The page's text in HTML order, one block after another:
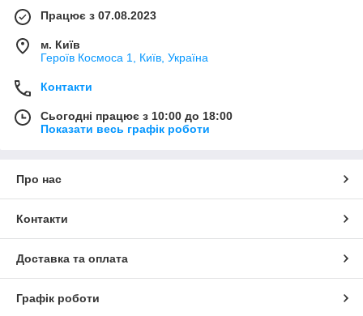
спеціальну систему. В основну комплектацію стоматологічних
установок входять:
Блок лікаря;
Крісло пацієнта;
Додаткові опції (залежно від моделі).
Види стоматологічних установок
Сьогодні існує кілька видів стоматологічних установок. Вони
установка з верхньою подачею інструментів або з
нижньою.
Крісло пацієнта може бути електромеханічним або
гідравлічним.
Привід – електричний чи повітряний.
Блок асистента – інжекторна чи вакуумна система
відсмоктування.
Працює з 07.08.2023
м. Київ
Героїв Космоса 1, Київ, Україна
Контакти
Сьогодні працює з 10:00 до 18:00
Показати весь графік роботи
Про нас
Контакти
Доставка та оплата
Графік роботи